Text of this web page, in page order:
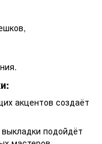
акцентов создаёт
подойдёт